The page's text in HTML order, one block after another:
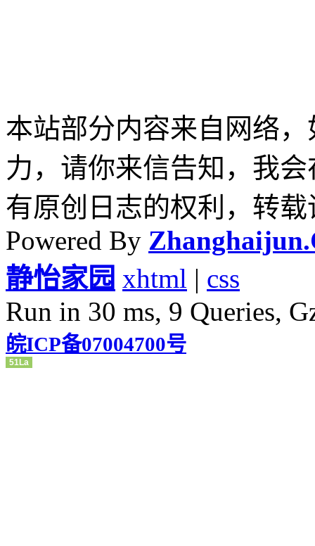
本站部分内容来自网络
力，请你来信告知，我
有原创日志的权利，转
Powered By
静怡家园 xhtml | css
Run in 30 ms, 9 Queries,
皖ICP备07004700号
51La